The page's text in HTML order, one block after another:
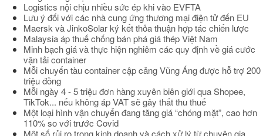
Logistics nội chịu nhiều sức ép khi vào EVFTA
Lưu ý đối với các nhà cung ứng thương mại điện tử đến EU
Maersk và JinkoSolar ký kết thỏa thuận hợp tác chiến lược
Malaysia áp thuế chống bán phá giá thép Việt Nam
Minh bạch giá và thực hiện nghiêm các quy định về giá cước
vận tải container
Mỗi chuyến tàu container cập cảng Vũng Áng được hỗ trợ 200
triệu đồng
Mỗi ngày 4 - 5 triệu đơn hàng xuyên biên giới qua Shopee,
TikTok... nếu không áp VAT sẽ gây thất thu thuế
Một loại hình vận chuyển đang tăng giá “chóng mặt”, cao hơn
110% so với trước Covid
Một số rủi ro trong kinh doanh và cách xử lý từ chuyên gia